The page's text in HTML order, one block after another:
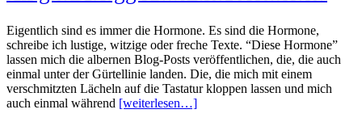
Eigentlich sind es immer die Hormone. Es sind die Hormone,
schreibe ich lustige, witzige oder freche Texte. “Diese Hormone”
lassen mich die albernen Blog-Posts veröffentlichen, die, die auch
einmal unter der Gürtellinie landen. Die, die mich mit einem
verschmitzten Lächeln auf die Tastatur kloppen lassen und mich
auch einmal während [weiterlesen…]